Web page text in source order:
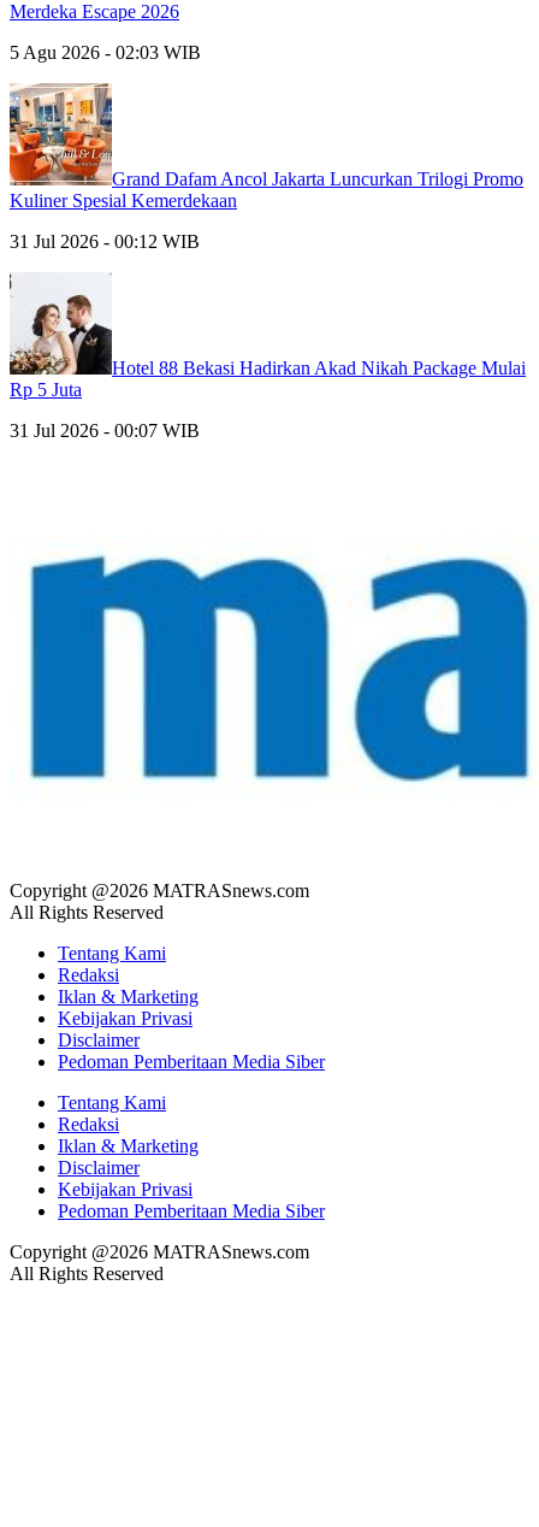
Merdeka Escape 2026
5 Agu 2026 - 02:03 WIB
Grand Dafam Ancol Jakarta Luncurkan Trilogi Promo
Kuliner Spesial Kemerdekaan
31 Jul 2026 - 00:12 WIB
Hotel 88 Bekasi Hadirkan Akad Nikah Package Mulai
Rp 5 Juta
31 Jul 2026 - 00:07 WIB
Copyright @2026 MATRASnews.com
All Rights Reserved
Tentang Kami
Redaksi
Iklan & Marketing
Kebijakan Privasi
Disclaimer
Pedoman Pemberitaan Media Siber
Tentang Kami
Redaksi
Iklan & Marketing
Disclaimer
Kebijakan Privasi
Pedoman Pemberitaan Media Siber
Copyright @2026 MATRASnews.com
All Rights Reserved